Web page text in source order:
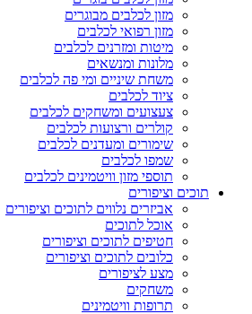
מזון לכלבים מבוגרים
מזון רפואי לכלבים
מיטות ומזרנים לכלבים
מלונות ומנשאים
משחת שיניים ומי פה לכלבים
ציוד לכלבים
צעצועים ומשחקים לכלבים
קולרים ורצועות לכלבים
שימורים ומעדנים לכלבים
שמפו לכלבים
תוספי מזון וויטמינים לכלבים
תוכים וציפורים
אביזרים נלווים לתוכים וציפורים
אוכל לתוכים
חטיפים לתוכים וציפורים
כלובים לתוכים וציפורים
מצע לציפורים
משחקים
תרופות וויטמינים